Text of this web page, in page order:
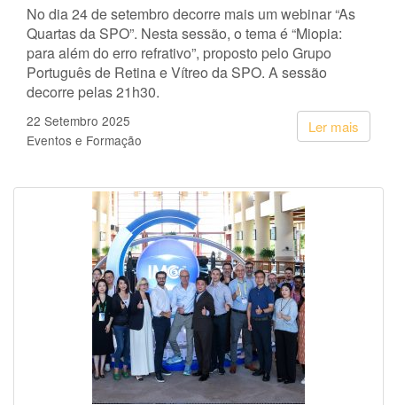
No dia 24 de setembro decorre mais um webinar “As
Quartas da SPO”. Nesta sessão, o tema é “Miopia:
para além do erro refrativo”, proposto pelo Grupo
Português de Retina e Vítreo da SPO. A sessão
decorre pelas 21h30.
Ler mais
22 Setembro 2025
Eventos e Formação